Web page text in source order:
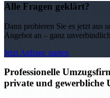
Alle Fragen geklärt?
Dann probieren Sie es jetzt aus
Angebot an – ganz
Jetzt Anfrage starten
Professionelle
private und gewerbliche